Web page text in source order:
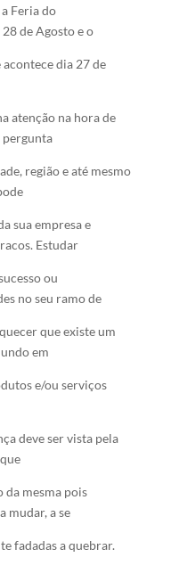
Feria do
de Agosto e o
dia 27 de
atenção na hora de
pergunta
região e até mesmo
sua empresa e
Estudar
ou
no seu ramo de
que existe um
em
e/ou serviços
deve ser vista pela
da mesma pois
mudar, a se
fadadas a quebrar.